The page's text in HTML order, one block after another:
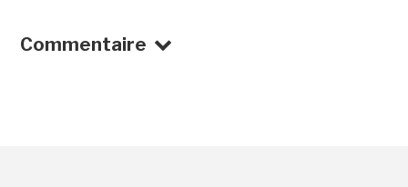
Commentaire